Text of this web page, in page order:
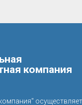
компания